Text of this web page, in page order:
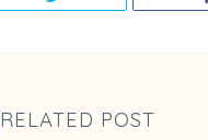
RELATED POST